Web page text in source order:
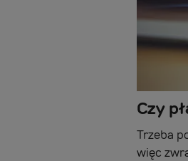
Czy
Trzeba
więc